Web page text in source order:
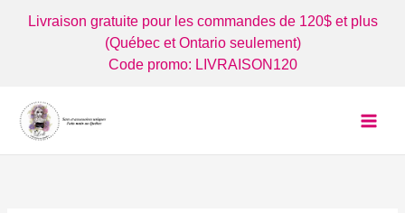
Livraison gratuite pour les commandes de 120$ et plus
(Québec et Ontario seulement)
Code promo: LIVRAISON120